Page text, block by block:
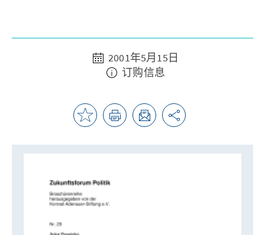
2001年5月15日
订购信息